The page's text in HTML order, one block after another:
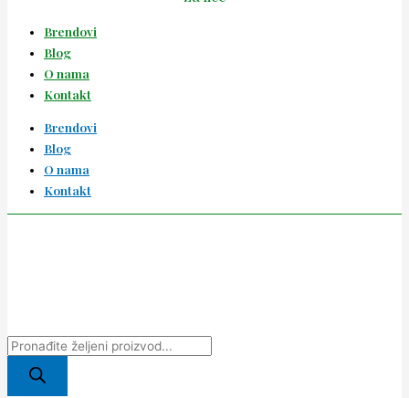
Brendovi
Blog
O nama
Kontakt
Brendovi
Blog
O nama
Kontakt